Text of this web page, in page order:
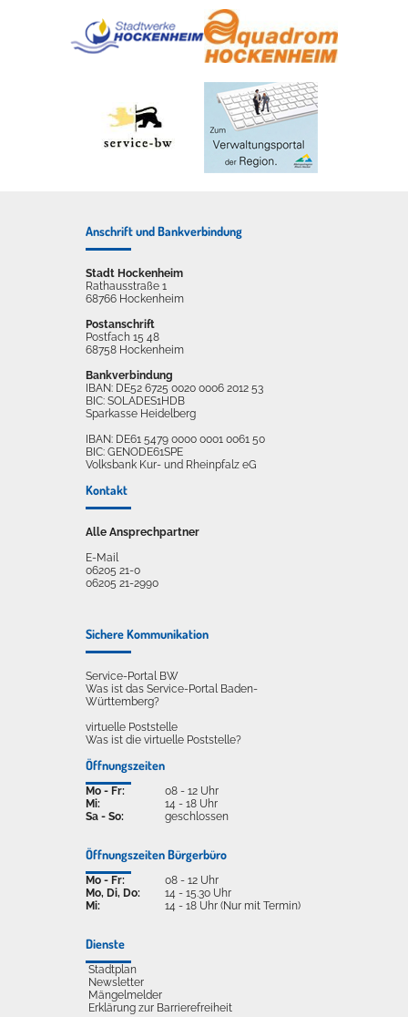
Anschrift und Bankverbindung
Stadt Hockenheim
Rathausstraße 1
68766 Hockenheim
Postanschrift
Postfach 15 48
68758 Hockenheim
Bankverbindung
IBAN: DE52 6725 0020 0006 2012 53
BIC: SOLADES1HDB
Sparkasse Heidelberg
IBAN: DE61 5479 0000 0001 0061 50
BIC: GENODE61SPE
Volksbank Kur- und Rheinpfalz eG
Kontakt
Alle Ansprechpartner
E-Mail
06205 21-0
06205 21-2990
Sichere Kommunikation
Service-Portal BW
Was ist das Service-Portal Baden-
Württemberg?
virtuelle Poststelle
Was ist die virtuelle Poststelle?
Öffnungszeiten
Mo - Fr:
Mi:
Sa - So:
08 - 12 Uhr
14 - 18 Uhr
geschlossen
Öffnungszeiten Bürgerbüro
Mo - Fr:
Mo, Di, Do:
Mi:
08 - 12 Uhr
14 - 15.30 Uhr
14 - 18 Uhr (Nur mit Termin)
Dienste
Stadtplan
Newsletter
Mängelmelder
Erklärung zur Barrierefreiheit